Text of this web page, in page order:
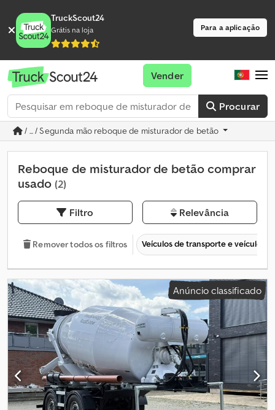
TruckScout24
Grátis na loja Para a aplicação
Procurar
Vender
/ ... / Segunda mão reboque de misturador de betão
Reboque de misturador de betão comprar
usado (2)
Filtro Relevância
Remover todos os filtros Veículos de transporte e veículos
Anúncio classificado